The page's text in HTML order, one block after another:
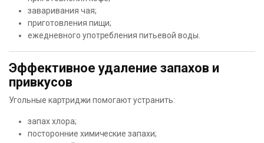
заваривания чая;
приготовления пищи;
ежедневного употребления питьевой воды.
Эффективное удаление запахов и
привкусов
Угольные картриджи помогают устранить:
запах хлора;
посторонние химические запахи;